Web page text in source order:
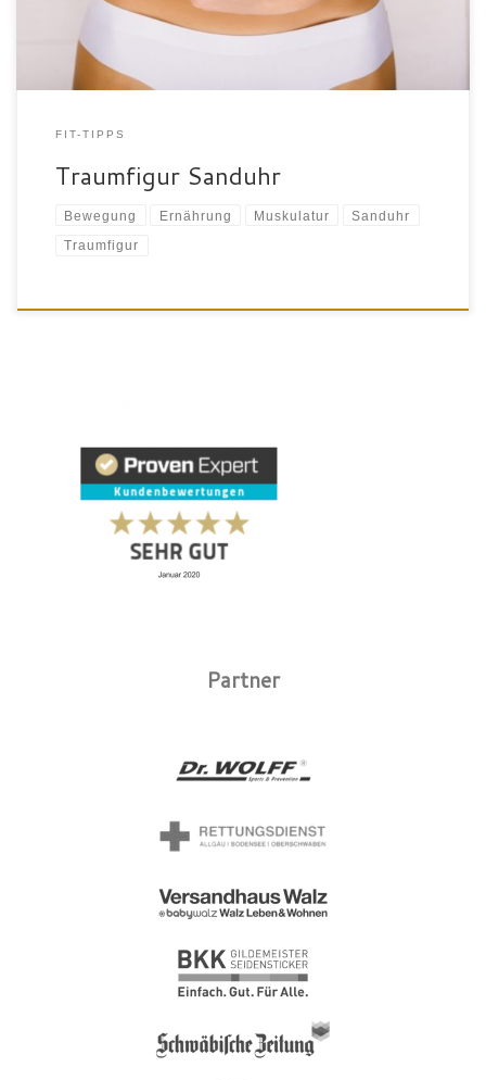
oder Beyoncé wird die Sanduhr-Figur zum […]
FIT-TIPPS
Traumfigur Sanduhr
Bewegung Ernährung Muskulatur Sanduhr
Traumfigur
Partner